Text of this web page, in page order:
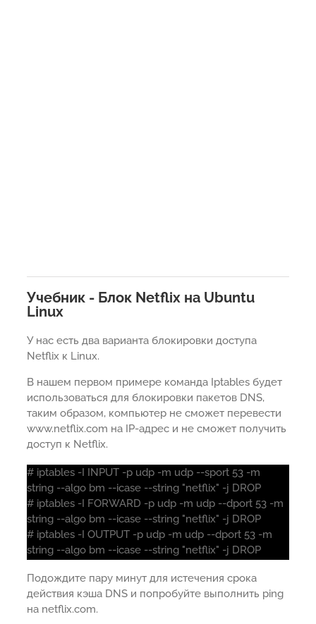
Учебник - Блок Netflix на Ubuntu
Linux
У нас есть два варианта блокировки доступа
Netflix к Linux.
В нашем первом примере команда Iptables будет
использоваться для блокировки пакетов DNS,
таким образом, компьютер не сможет перевести
www.netflix.com на IP-адрес и не сможет получить
доступ к Netflix.
# iptables -I INPUT -p udp -m udp --sport 53 -m
string --algo bm --icase --string "netflix" -j DROP
# iptables -I FORWARD -p udp -m udp --dport 53 -m
string --algo bm --icase --string "netflix" -j DROP
# iptables -I OUTPUT -p udp -m udp --dport 53 -m
string --algo bm --icase --string "netflix" -j DROP
Подождите пару минут для истечения срока
действия кэша DNS и попробуйте выполнить ping
на netflix.com.